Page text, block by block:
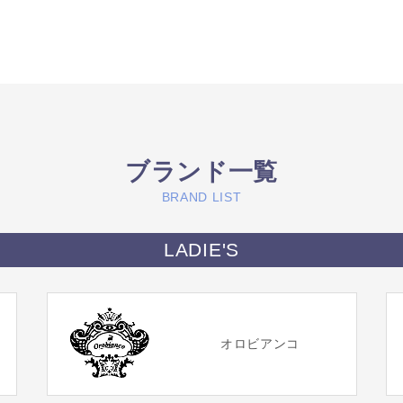
ブランド一覧
BRAND LIST
LADIE'S
オロビアンコ